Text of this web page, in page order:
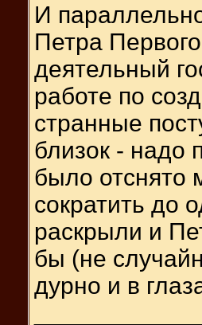
И
Петра
деятельный
работе по
странные
близок - надо
было отснято
сократить до
раскрыли и
бы (не
дурно и в